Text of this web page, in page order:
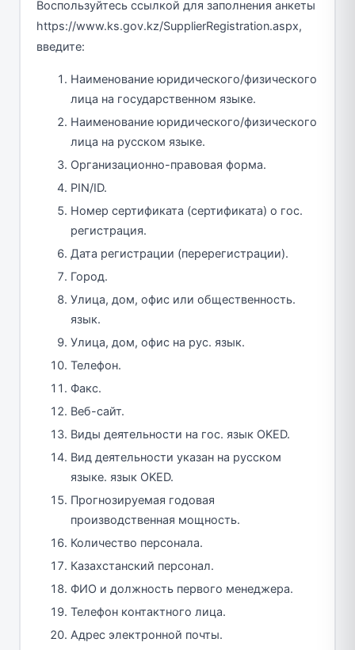
Воспользуйтесь ссылкой для заполнения анкеты
https://www.ks.gov.kz/SupplierRegistration.aspx,
введите:
Наименование юридического/физического
лица на государственном языке.
Наименование юридического/физического
лица на русском языке.
Организационно-правовая форма.
PIN/ID.
Номер сертификата (сертификата) о гос.
регистрация.
Дата регистрации (перерегистрации).
Город.
Улица, дом, офис или общественность.
язык.
Улица, дом, офис на рус. язык.
Телефон.
Факс.
Веб-сайт.
Виды деятельности на гос. язык OKED.
Вид деятельности указан на русском
языке. язык OKED.
Прогнозируемая годовая
производственная мощность.
Количество персонала.
Казахстанский персонал.
ФИО и должность первого менеджера.
Телефон контактного лица.
Адрес электронной почты.